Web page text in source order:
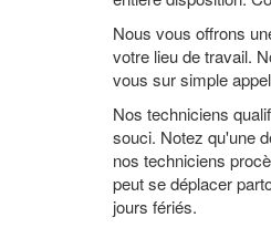
Nous vous offrons
votre lieu de travail.
vous sur simple
Nos techniciens
souci. Notez qu'une
nos techniciens
peut se déplacer
jours fériés.